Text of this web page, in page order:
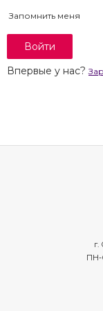
Запомнить меня
Впервые у нас?
г.
ПН-